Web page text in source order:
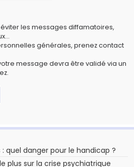
les messages diffamatoires,
générales, prenez contact
message devra être validé via un
quel danger pour le handicap ?
plus sur la crise psychiatrique